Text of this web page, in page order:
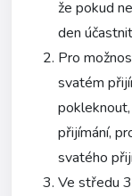
že pokud
den
Pro
svatém
přijímání,
svatého
Ve středu